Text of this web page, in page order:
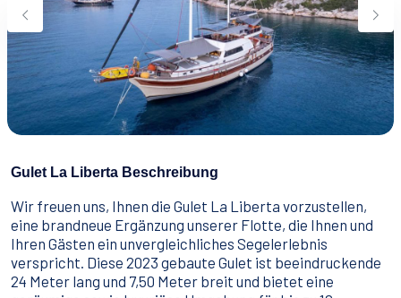
Essen & Trinken
Wie man bucht
Geschäftsbedingungen
Kontakt
Gulet La Liberta Beschreibung
Wir freuen uns, Ihnen die Gulet La Liberta vorzustellen,
eine brandneue Ergänzung unserer Flotte, die Ihnen und
Ihren Gästen ein unvergleichliches Segelerlebnis
verspricht. Diese 2023 gebaute Gulet ist beeindruckende
24 Meter lang und 7,50 Meter breit und bietet eine